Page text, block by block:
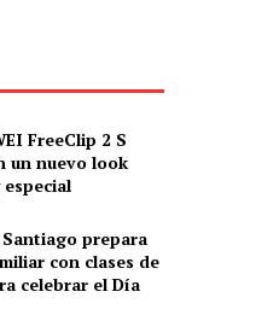
FreeClip 2 S
un nuevo look
especial
prepara
con clases de
celebrar el Día